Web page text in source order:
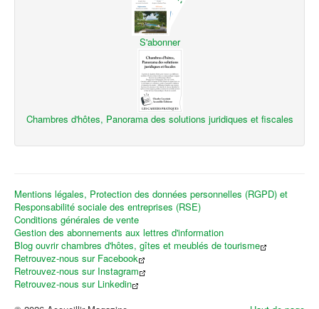
S'abonner
Chambres d'hôtes, Panorama des solutions juridiques et fiscales
Mentions légales, Protection des données personnelles (RGPD) et
Responsabilité sociale des entreprises (RSE)
Conditions générales de vente
Gestion des abonnements aux lettres d'information
Blog ouvrir chambres d'hôtes, gîtes et meublés de tourisme
Retrouvez-nous sur Facebook
Retrouvez-nous sur Instagram
Retrouvez-nous sur Linkedin